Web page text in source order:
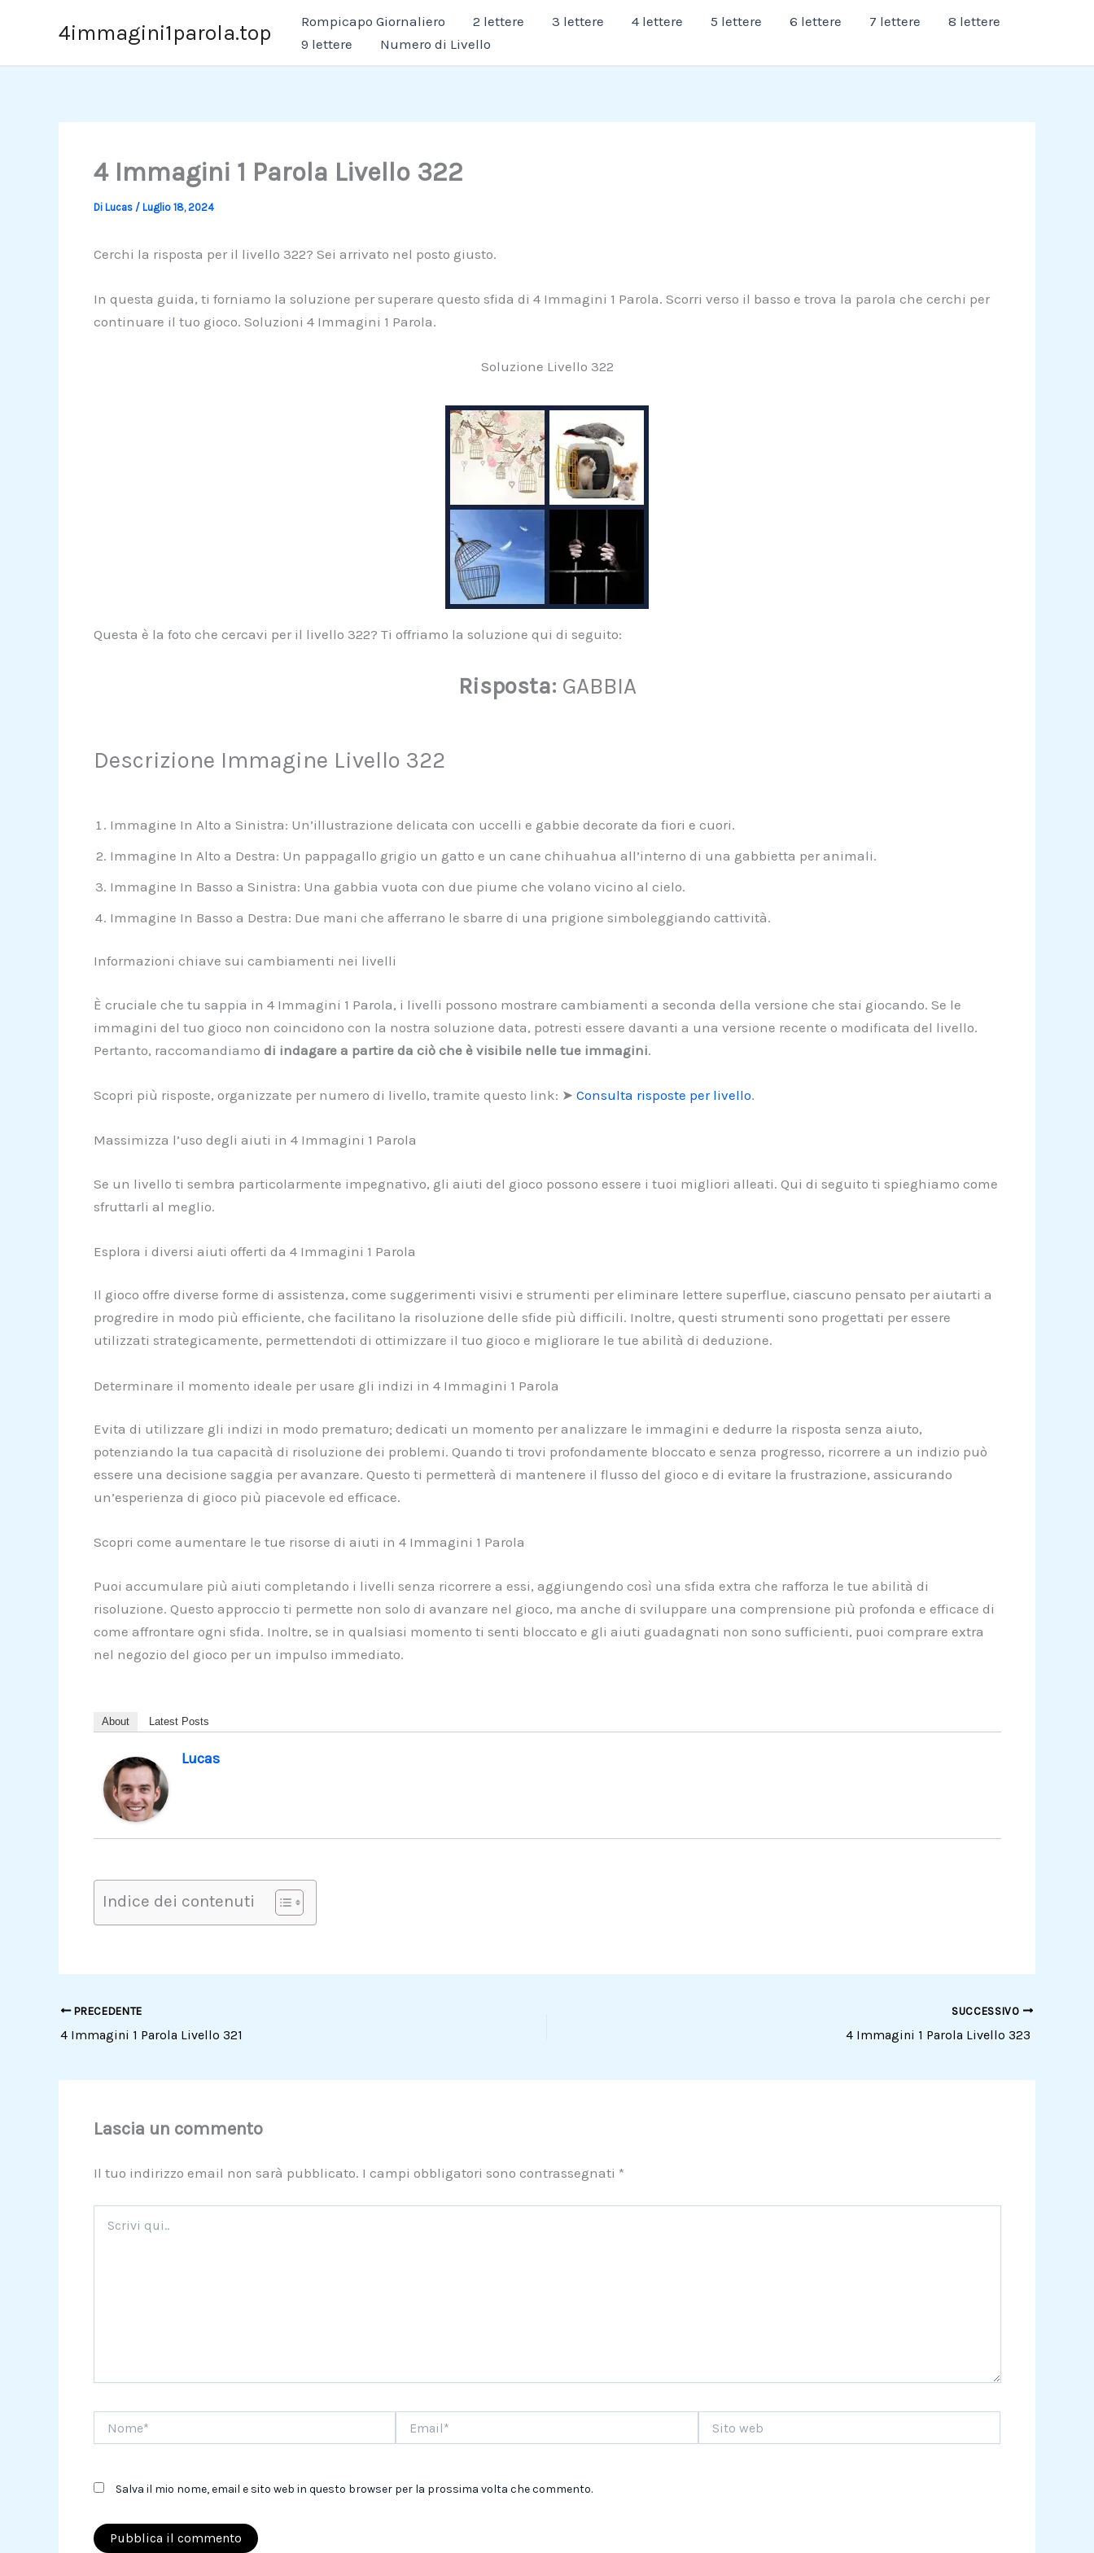
4immagini1parola.top Rompicapo Giornaliero 2 lettere 3 lettere 4 lettere 5 lettere 6 lettere 7 lettere
8 lettere
9 lettere
Numero di Livello
4 Immagini 1 Parola Livello 322
Di Lucas / Luglio 18, 2024
Cerchi la risposta per il livello 322? Sei arrivato nel posto giusto.
In questa guida, ti forniamo la soluzione per superare questo sfida di 4 Immagini 1 Parola. Scorri verso il basso e trova la parola che cerchi per
continuare il tuo gioco. Soluzioni 4 Immagini 1 Parola.
Soluzione Livello 322
Questa è la foto che cercavi per il livello 322? Ti offriamo la soluzione qui di seguito:
Risposta: GABBIA
Descrizione Immagine Livello 322
Immagine In Alto a Sinistra: Un’illustrazione delicata con uccelli e gabbie decorate da fiori e cuori.
Immagine In Alto a Destra: Un pappagallo grigio un gatto e un cane chihuahua all’interno di una gabbietta per animali.
Immagine In Basso a Sinistra: Una gabbia vuota con due piume che volano vicino al cielo.
Immagine In Basso a Destra: Due mani che afferrano le sbarre di una prigione simboleggiando cattività.
Informazioni chiave sui cambiamenti nei livelli
È cruciale che tu sappia in 4 Immagini 1 Parola, i livelli possono mostrare cambiamenti a seconda della versione che stai giocando. Se le
immagini del tuo gioco non coincidono con la nostra soluzione data, potresti essere davanti a una versione recente o modificata del livello.
Pertanto, raccomandiamo di indagare a partire da ciò che è visibile nelle tue immagini.
Scopri più risposte, organizzate per numero di livello, tramite questo link: ➤ Consulta risposte per livello.
Massimizza l’uso degli aiuti in 4 Immagini 1 Parola
Se un livello ti sembra particolarmente impegnativo, gli aiuti del gioco possono essere i tuoi migliori alleati. Qui di seguito ti spieghiamo come
sfruttarli al meglio.
Esplora i diversi aiuti offerti da 4 Immagini 1 Parola
Il gioco offre diverse forme di assistenza, come suggerimenti visivi e strumenti per eliminare lettere superflue, ciascuno pensato per aiutarti a
progredire in modo più efficiente, che facilitano la risoluzione delle sfide più difficili. Inoltre, questi strumenti sono progettati per essere
utilizzati strategicamente, permettendoti di ottimizzare il tuo gioco e migliorare le tue abilità di deduzione.
Determinare il momento ideale per usare gli indizi in 4 Immagini 1 Parola
Evita di utilizzare gli indizi in modo prematuro; dedicati un momento per analizzare le immagini e dedurre la risposta senza aiuto,
potenziando la tua capacità di risoluzione dei problemi. Quando ti trovi profondamente bloccato e senza progresso, ricorrere a un indizio può
essere una decisione saggia per avanzare. Questo ti permetterà di mantenere il flusso del gioco e di evitare la frustrazione, assicurando
un’esperienza di gioco più piacevole ed efficace.
Scopri come aumentare le tue risorse di aiuti in 4 Immagini 1 Parola
Puoi accumulare più aiuti completando i livelli senza ricorrere a essi, aggiungendo così una sfida extra che rafforza le tue abilità di
risoluzione. Questo approccio ti permette non solo di avanzare nel gioco, ma anche di sviluppare una comprensione più profonda e efficace di
come affrontare ogni sfida. Inoltre, se in qualsiasi momento ti senti bloccato e gli aiuti guadagnati non sono sufficienti, puoi comprare extra
nel negozio del gioco per un impulso immediato.
About Latest Posts
Lucas
Indice dei contenuti
PRECEDENTE
4 Immagini 1 Parola Livello 321
SUCCESSIVO
4 Immagini 1 Parola Livello 323
Lascia un commento
Il tuo indirizzo email non sarà pubblicato. I campi obbligatori sono contrassegnati *
qui..
web
Salva il mio nome, email e sito web in questo browser per la prossima volta che commento.